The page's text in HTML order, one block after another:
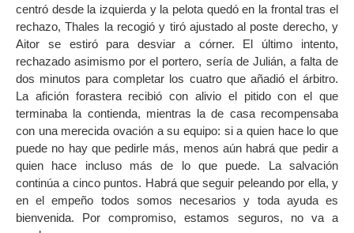
centró desde la izquierda y la pelota quedó en la frontal tras el
rechazo, Thales la recogió y tiró ajustado al poste derecho, y
Aitor se estiró para desviar a córner. El último intento,
rechazado asimismo por el portero, sería de Julián, a falta de
dos minutos para completar los cuatro que añadió el árbitro.
La afición forastera recibió con alivio el pitido con el que
terminaba la contienda, mientras la de casa recompensaba
con una merecida ovación a su equipo: si a quien hace lo que
puede no hay que pedirle más, menos aún habrá que pedir a
quien hace incluso más de lo que puede. La salvación
continúa a cinco puntos. Habrá que seguir peleando por ella, y
en el empeño todos somos necesarios y toda ayuda es
bienvenida. Por compromiso, estamos seguros, no va a